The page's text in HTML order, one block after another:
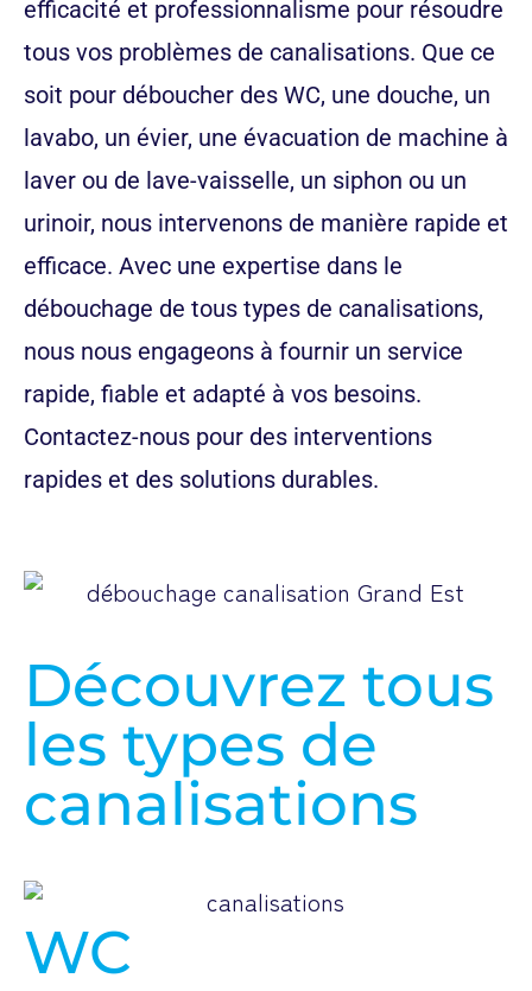
efficacité et professionnalisme pour résoudre
tous vos problèmes de canalisations. Que ce
soit pour déboucher des WC, une douche, un
lavabo, un évier, une évacuation de machine à
laver ou de lave-vaisselle, un siphon ou un
urinoir, nous intervenons de manière rapide et
efficace. Avec une expertise dans le
débouchage de tous types de canalisations,
nous nous engageons à fournir un service
rapide, fiable et adapté à vos besoins.
Contactez-nous pour des interventions
rapides et des solutions durables.
Découvrez tous
les types de
canalisations
WC